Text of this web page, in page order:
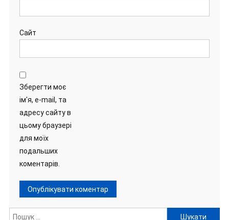
Сайт
Зберегти моє
ім'я, e-mail, та
адресу сайту в
цьому браузері
для моїх
подальших
коментарів.
Пошук: